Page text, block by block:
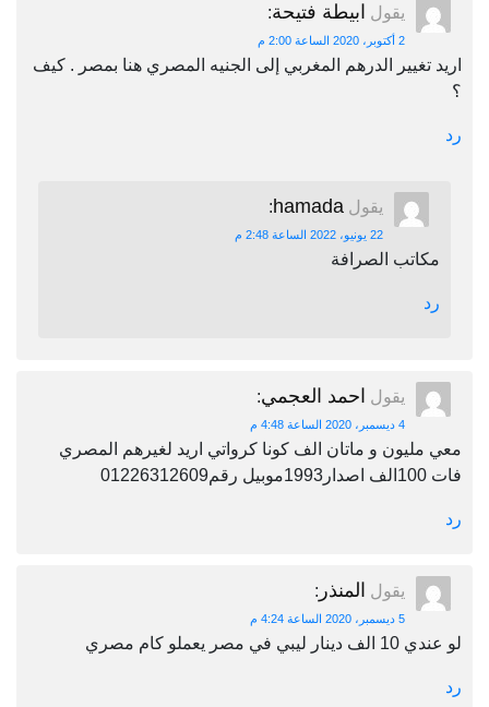
يقول ابيطة فتيحة:
2 أكتوبر، 2020 الساعة 2:00 م
اريد تغيير الدرهم المغربي إلى الجنيه المصري هنا بمصر . كيف
؟
رد
يقول hamada
:
22 يونيو، 2022 الساعة 2:48 م
مكاتب الصرافة
رد
يقول احمد العجمي:
4 ديسمبر، 2020 الساعة 4:48 م
معي مليون و ماتان الف كونا كرواتي اريد لغيرهم المصري
فات 100الف اصدار1993موبيل رقم01226312609
رد
يقول المنذر :
5 ديسمبر، 2020 الساعة 4:24 م
لو عندي 10 الف دينار ليبي في مصر يعملو كام مصري
رد